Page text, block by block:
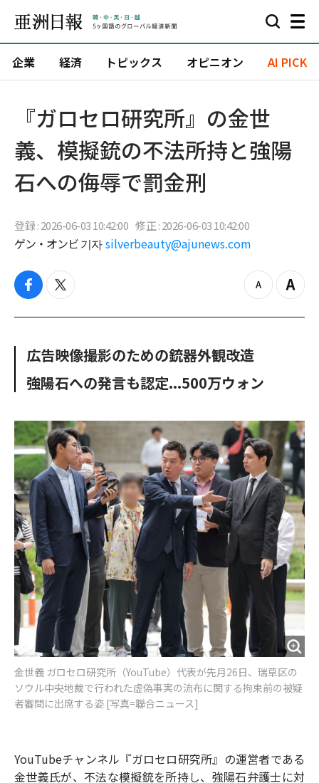
企業 経済 トピックス オピニオン AI PICK
『ガロセロ研究所』の金世
義、模擬銃の不法所持と強陽
石への侮辱で罰金刑
登録 : 2026-06-03 10:42:00 修正 : 2026-06-03 10:42:00
ゲン・オンビ 기자 silverbeauty@ajunews.com
f
c
o
k
t
i
e
z
o
Z
o
広告映像撮影のための銃器外観改造
強陽石への発言も認定...500万ウォン
金世義 ガロセロ研究所（YouTube）代表が先月26日、瑞草区の
ソウル中央地裁で行われた虚偽事実の流布に関する拘束前の被疑
者審問に出席する姿 [写真=聯合ニュース]
YouTubeチャンネル『ガロセロ研究所』の運営者である
金世義氏が、不法な模擬銃を所持し、強陽石弁護士に対